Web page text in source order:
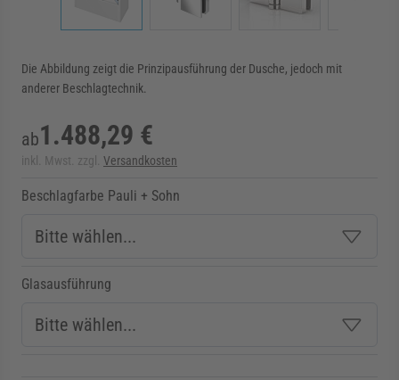
Die Abbildung zeigt die Prinzipausführung der Dusche, jedoch mit
anderer Beschlagtechnik.
ab1.488,29 €
inkl. Mwst. zzgl. Versandkosten
Beschlagfarbe Pauli + Sohn
Glasausführung